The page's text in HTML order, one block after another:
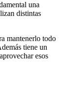
una
distintas
mantenerlo todo
tiene un
esos